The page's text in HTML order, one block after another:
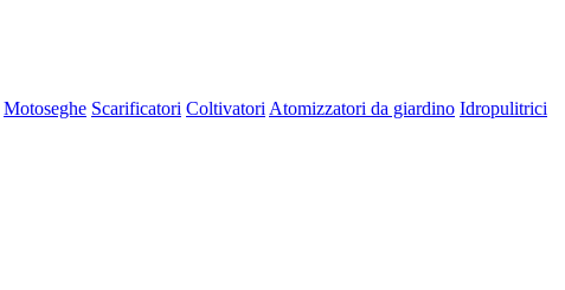
Motoseghe Scarificatori Coltivatori Atomizzatori da giardino Idropulitrici